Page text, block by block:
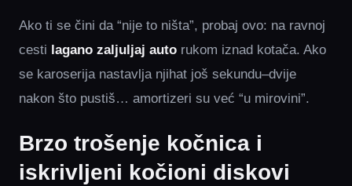
Ako ti se čini da “nije to ništa”, probaj ovo: na ravnoj
cesti lagano zaljuljaj auto rukom iznad kotača. Ako
se karoserija nastavlja njihat još sekundu–dvije
nakon što pustiš… amortizeri su već “u mirovini”.
Brzo trošenje kočnica i
iskrivljeni kočioni diskovi